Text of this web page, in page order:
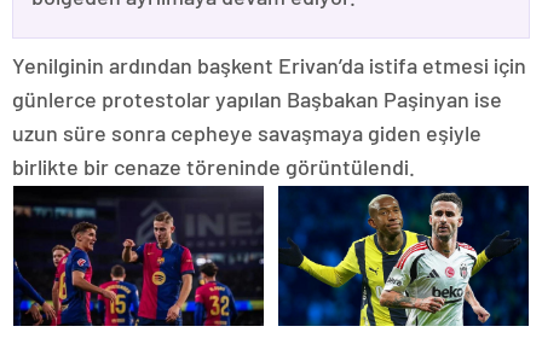
Yenilginin ardından başkent Erivan’da istifa etmesi için
günlerce protestolar yapılan Başbakan Paşinyan ise
uzun süre sonra cepheye savaşmaya giden eşiyle
birlikte bir cenaze töreninde görüntülendi.